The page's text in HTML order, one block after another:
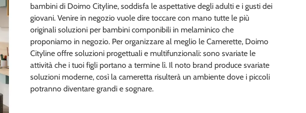
bambini di Doimo Cityline, soddisfa le aspettative degli adulti e i gusti dei
giovani. Venire in negozio vuole dire toccare con mano tutte le più
originali soluzioni per bambini componibili in melaminico che
proponiamo in negozio. Per organizzare al meglio le Camerette, Doimo
Cityline offre soluzioni progettuali e multifunzionali: sono svariate le
attività che i tuoi figli portano a termine lì. Il noto brand produce svariate
soluzioni moderne, così la cameretta risulterà un ambiente dove i piccoli
potranno diventare grandi e sognare.